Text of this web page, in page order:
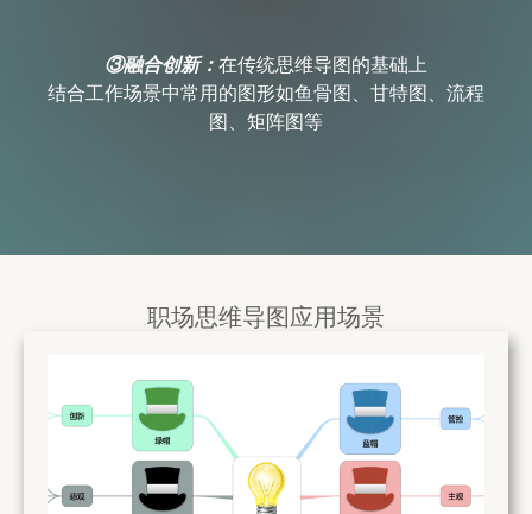
③融合创新： 在传统思维导图的基础上
结合工作场景中常用的图形如鱼骨图、甘特图、流程
图、矩阵图等
职场思维导图应用场景